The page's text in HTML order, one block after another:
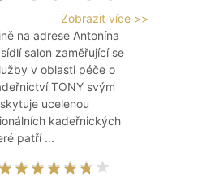
Zobrazit více >>
na adrese Antonína
salon zaměřující se
v oblasti péče o
TONY svým
ucelenou
kadeřnických
patří ...